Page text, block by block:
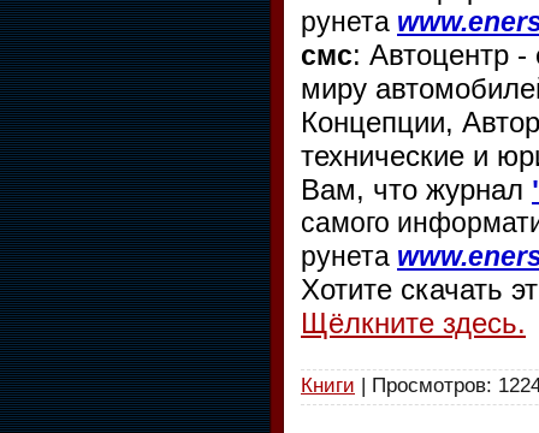
рунета
смс: Автоцентр
миру
Концепции,
технические и
Вам, что журнал
самого
рунета
Хотите скачать
Щёлкните здесь.
Книги | Просмотров: